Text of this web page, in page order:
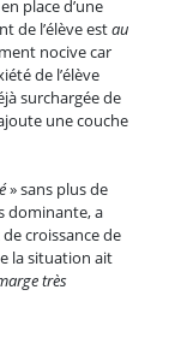
place d’une
de l’élève estau
nocive car
de l’élève
surchargée de
une couche
» sans plus de
dominante, a
croissance de
la situation ait
très